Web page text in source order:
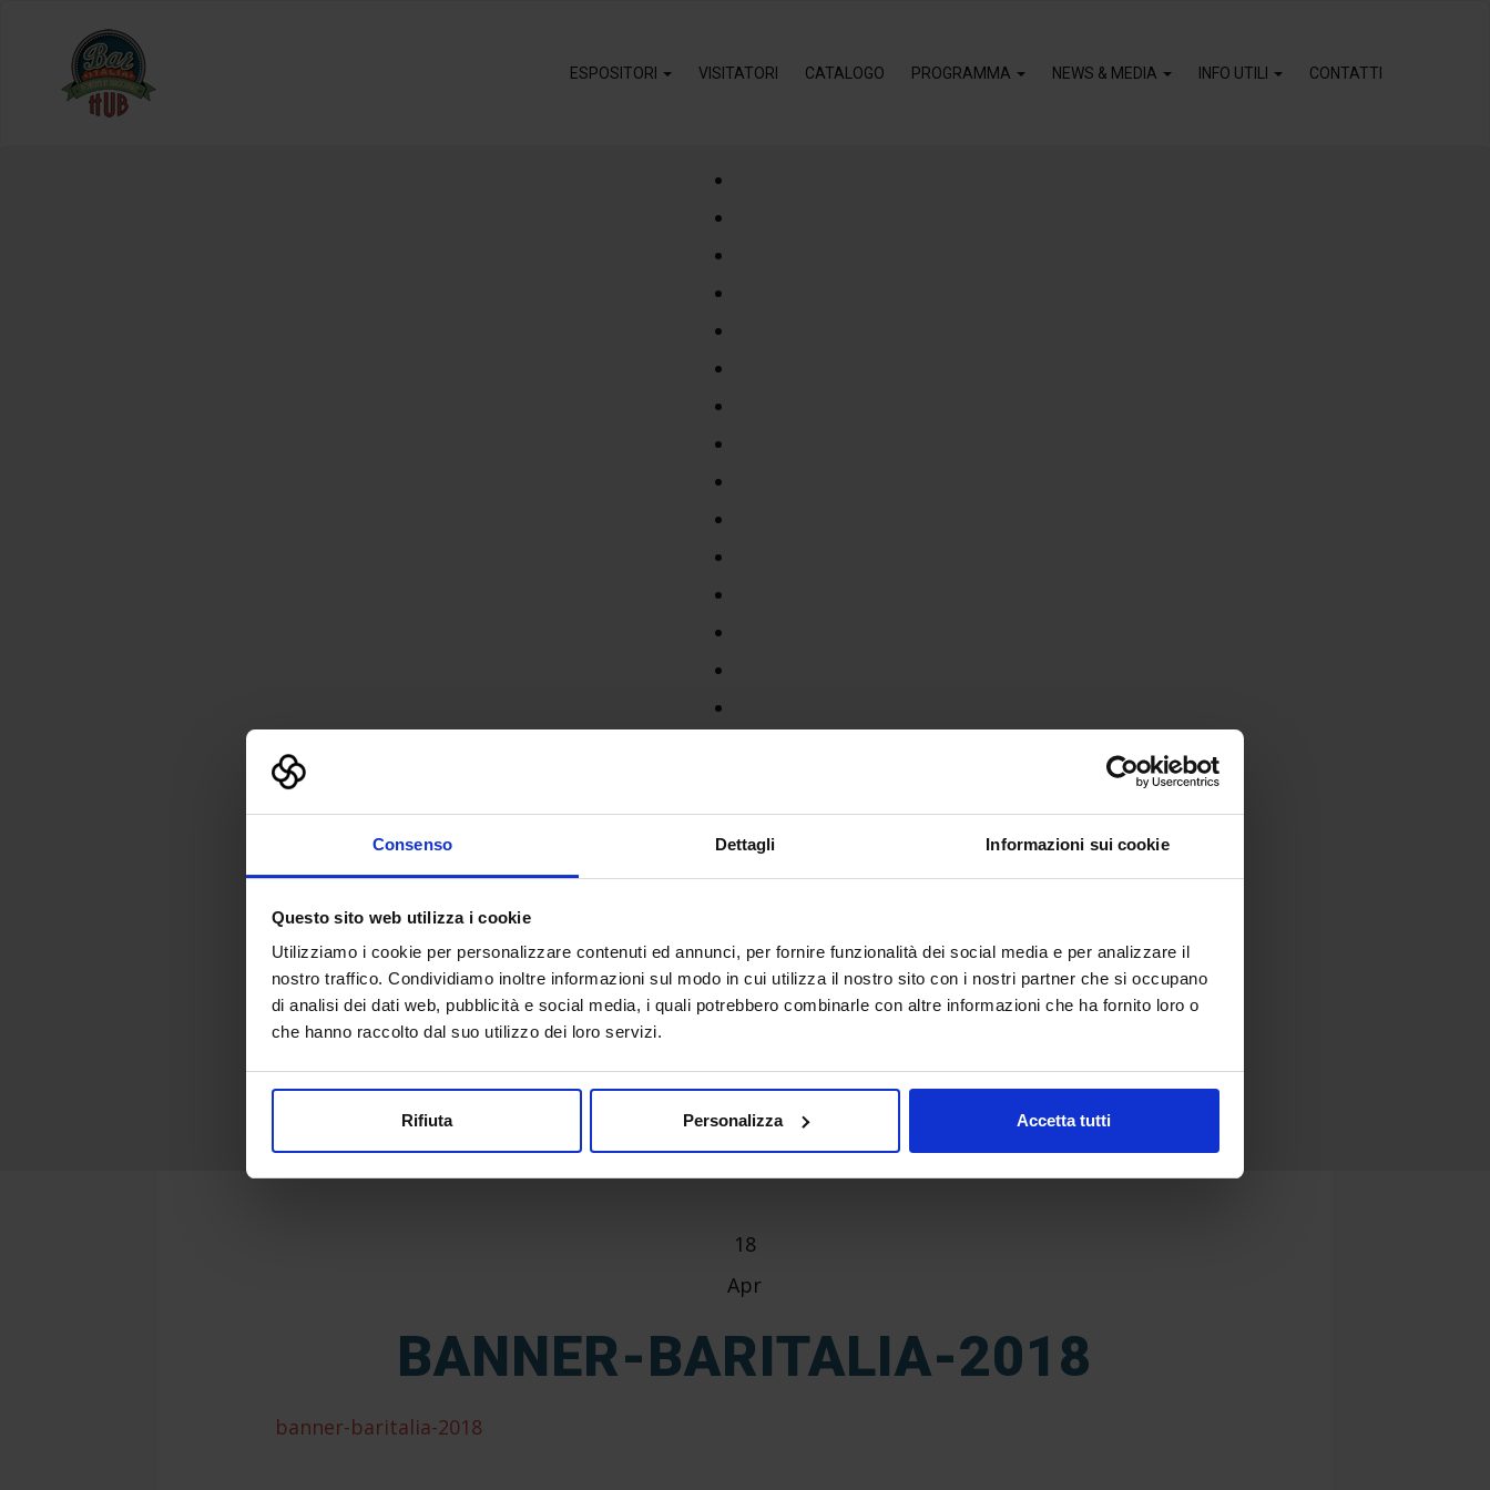
Consenso Dettagli Informazioni sui cookie
Questo sito web utilizza i cookie
Utilizziamo i cookie per personalizzare contenuti ed annunci, per fornire funzionalità dei social media e per analizzare il
nostro traffico. Condividiamo inoltre informazioni sul modo in cui utilizza il nostro sito con i nostri partner che si occupano
di analisi dei dati web, pubblicità e social media, i quali potrebbero combinarle con altre informazioni che ha fornito loro o
che hanno raccolto dal suo utilizzo dei loro servizi.
Rifiuta Personalizza Accetta tutti
ESPOSITORI VISITATORI CATALOGO PROGRAMMA NEWS & MEDIA INFO UTILI CONTATTI
18
Apr
BANNER-BARITALIA-2018
banner-baritalia-2018